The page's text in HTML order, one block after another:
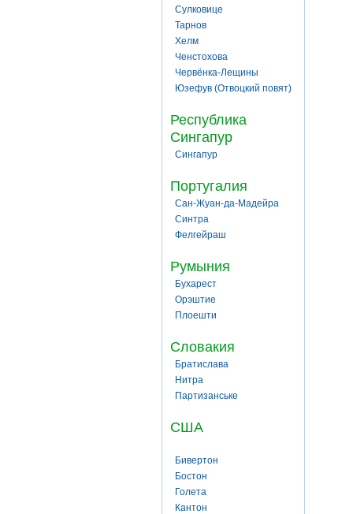
Сулковице
Тарнов
Хелм
Ченстохова
Червёнка-Лещины
Юзефув (Отвоцкий повят)
Республика
Сингапур
Сингапур
Португалия
Сан-Жуан-да-Мадейра
Синтра
Фелгейраш
Румыния
Бухарест
Орэштие
Плоешти
Словакия
Братислава
Нитра
Партизанське
США
Бивертон
Бостон
Голета
Кантон